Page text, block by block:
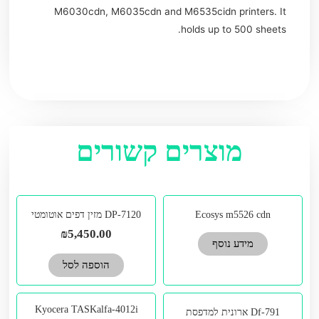
M6030cdn, M6035cdn and M6535cidn printers. It
holds up to 500 sheets.
מוצרים קשורים
Ecosys m5526 cdn
מידע נוסף
DP-7120 מזין דפים אוטומטי
₪5,450.00
הוספה לסל
Df-791 ארונית למדפסת
Kyocera TASKalfa-4012i